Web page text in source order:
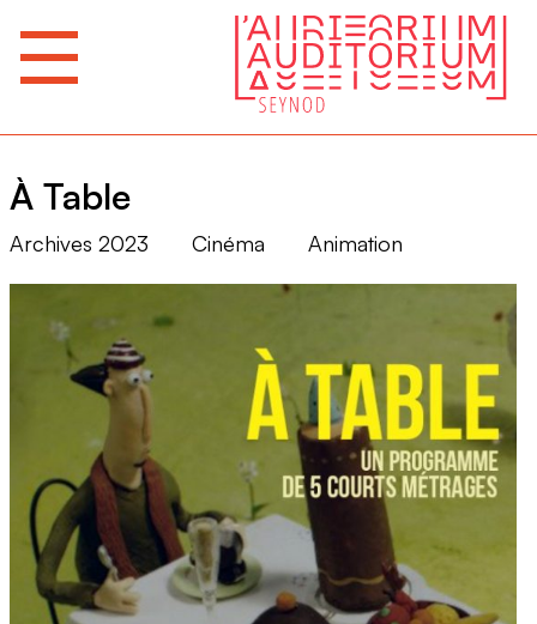
À Table
Archives 2023 Cinéma Animation